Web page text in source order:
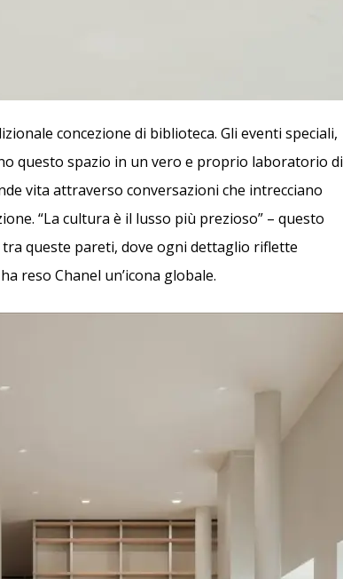
concezione di biblioteca. Gli eventi speciali,
questo spazio in un vero e proprio laboratorio di
vita attraverso conversazioni che intrecciano
“La cultura è il lusso più prezioso” – questo
queste pareti, dove ogni dettaglio riflette
reso Chanel un’icona globale.